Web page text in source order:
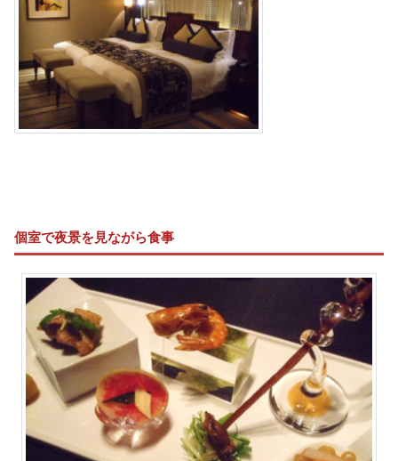
個室で夜景を見ながら食事